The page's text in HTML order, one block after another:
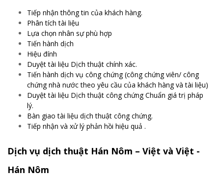
Tiếp nhận thông tin của khách hàng.
Phân tích tài liệu
Lựa chọn nhân sự phù hợp
Tiến hành dịch
Hiệu đính
Duyệt tài liệu Dịch thuật chính xác.
Tiến hành dịch vụ công chứng (công chứng viên/ công
chứng nhà nước theo yêu cầu của khách hàng và tài liệu)
Duyệt tài liệu Dịch thuật công chứng Chuẩn giá trị pháp
lý.
Bàn giao tài liệu dịch thuật công chứng.
Tiếp nhận và xử lý phản hồi hiệu quả .
Dịch vụ dịch thuật Hán Nôm – Việt và Việt -
Hán Nôm